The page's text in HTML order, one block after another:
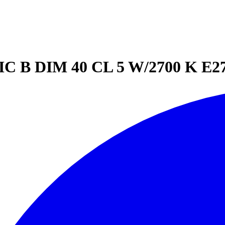
B DIM 40 CL 5 W/2700 K